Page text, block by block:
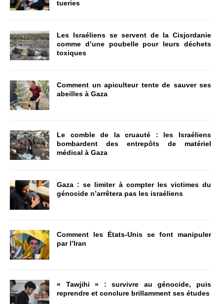
tueries
Les Israéliens se servent de la Cisjordanie
comme d’une poubelle pour leurs déchets
toxiques
Comment un apiculteur tente de sauver ses
abeilles à Gaza
Le comble de la cruauté : les Israéliens
bombardent des entrepôts de matériel
médical à Gaza
Gaza : se limiter à compter les victimes du
génocide n’arrêtera pas les israéliens
Comment les États-Unis se font manipuler
par l’Iran
« Tawjihi » : survivre au génocide, puis
reprendre et conclure brillamment ses études